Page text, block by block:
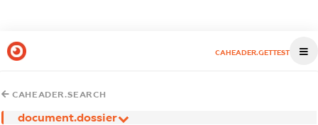
CAHEADER.GETTEST
CAHEADER.SEARCH
document.dossier